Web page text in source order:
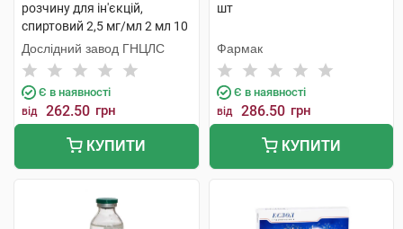
розчину для ін'єкцій,
спиртовий 2,5 мг/мл 2 мл 10
ампул
Дослідний завод ГНЦЛС
Є в наявності
від 262.50 грн
КУПИТИ
шт
Фармак
Є в наявності
від 286.50 грн
КУПИТИ